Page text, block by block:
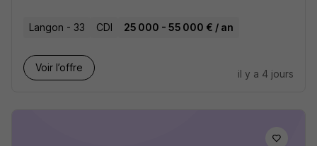
Langon - 33 CDI 25 000 - 55 000 € / an
Voir l’offre
il y a 4 jours